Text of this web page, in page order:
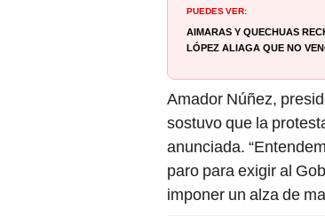
PUEDES VER:
Aimaras y quechuas
López Aliaga que no
Amador Núñez,
sostuvo que la
anunciada.
paro para exigir al
imponer un alza de